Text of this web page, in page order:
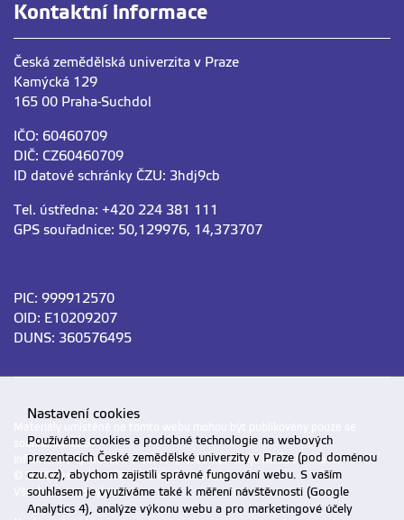
Kontaktní informace
Česká zemědělská univerzita v Praze
Kamýcká 129
165 00 Praha-Suchdol
IČO: 60460709
DIČ: CZ60460709
ID datové schránky ČZU: 3hdj9cb
Tel. ústředna: +420 224 381 111
GPS souřadnice: 50,129976, 14,373707
PIC: 999912570
OID: E10209207
DUNS: 360576495
souhlasem ČZU.
Informace o zpracování a ochraně osobních údajů na ČZU v Praze.
© 2026 Česká zemědělská univerzita v Praze
Všechna práva vyhrazena
Nastavení cookies
Používáme cookies a podobné technologie na webových
prezentacích České zemědělské univerzity v Praze (pod doménou
czu.cz), abychom zajistili správné fungování webu. S vaším
souhlasem je využíváme také k měření návštěvnosti (Google
Analytics 4), analýze výkonu webu a pro marketingové účely